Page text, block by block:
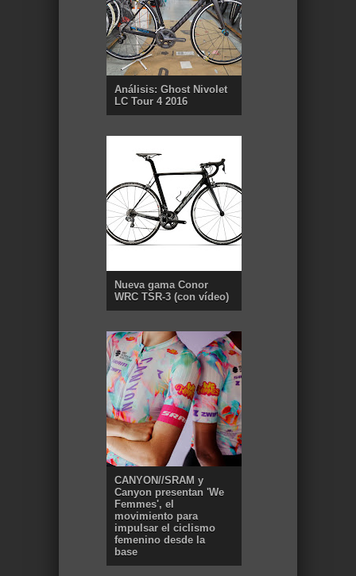
Análisis: Ghost Nivolet
LC Tour 4 2016
Nueva gama Conor
WRC TSR-3 (con vídeo)
CANYON//SRAM y
Canyon presentan 'We
Femmes', el
movimiento para
impulsar el ciclismo
femenino desde la
base